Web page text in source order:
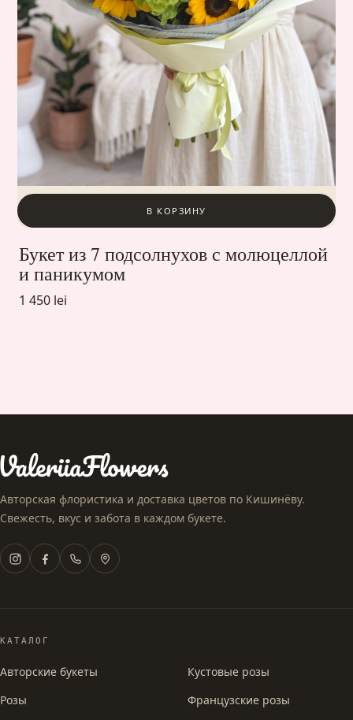
В КОРЗИНУ
Букет из 7 подсолнухов с молюцеллой
и паникумом
1 450 lei
Авторская флористика и доставка цветов по Кишинёву.
Свежесть, вкус и забота в каждом букете.
КАТАЛОГ
Авторские букеты
Розы
Кустовые розы
Французские розы